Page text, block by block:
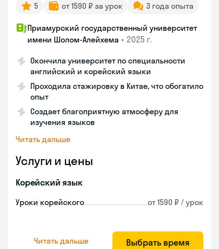
5 от 1590 ₽ за урок 3 года опыта
Приамурский государственный университет
имени Шолом-Алейхема • 2025 г.
Окончила университет по специальности
английский и корейский языки
Проходила стажировку в Китае, что обогатило
опыт
Создает благоприятную атмосферу для
изучения языков
Читать дальше
Услуги и цены
Корейский язык
Уроки корейского от 1590 ₽ / урок
Читать дальше Выбрать время